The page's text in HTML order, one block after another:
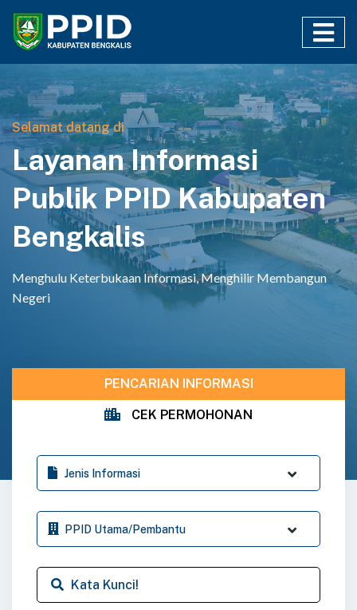
Selamat datang di
Layanan Informasi
Publik PPID Kabupaten
Bengkalis
Menghulu Keterbukaan Informasi, Menghilir Membangun
Negeri
PENCARIAN INFORMASI
CEK PERMOHONAN